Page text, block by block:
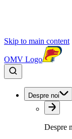
Skip to main content
OMV Logo
Despre noi
Despre